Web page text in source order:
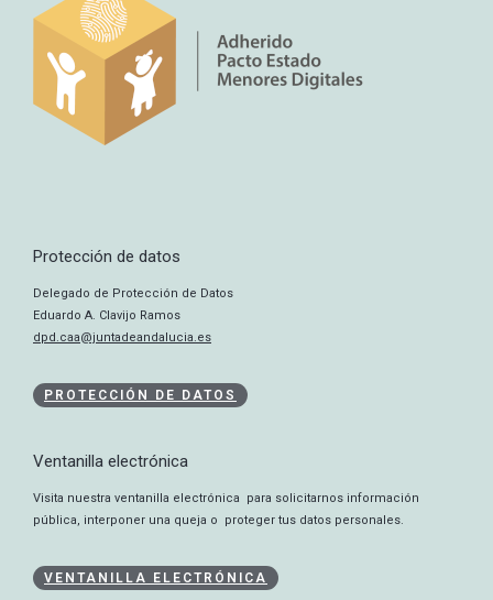
Protección de datos
Delegado de Protección de Datos
Eduardo A. Clavijo Ramos
dpd.caa@juntadeandalucia.es
PROTECCIÓN DE DATOS
Ventanilla electrónica
Visita nuestra ventanilla electrónica para solicitarnos información
pública, interponer una queja o proteger tus datos personales.
VENTANILLA ELECTRÓNICA